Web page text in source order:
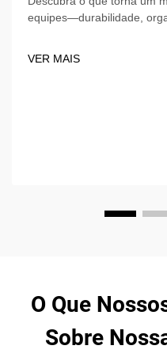
equipes—durabilidade,
hoje!
VER MAIS
O Que
Sobre